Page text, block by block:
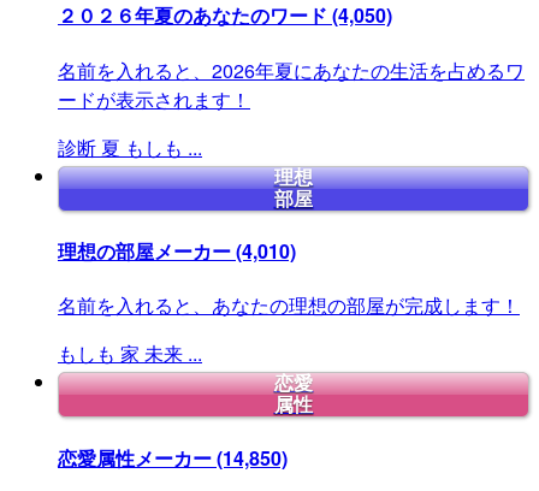
２０２６年夏のあなたのワード (4,050)
名前を入れると、2026年夏にあなたの生活を占めるワ
ードが表示されます！
診断 夏 もしも ...
理想
部屋
理想の部屋メーカー(4,010)
名前を入れると、あなたの理想の部屋が完成します！
もしも 家 未来 ...
恋愛
属性
恋愛属性メーカー(14,850)